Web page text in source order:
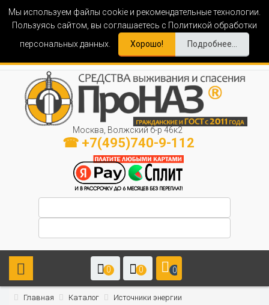
Мы используем файлы cookie и рекомендательные технологии.
Пользуясь сайтом, вы соглашаетесь с Политикой обработки
персональных данных.
Хорошо! Подробнее...
Москва, Волжский б-р 46к2
☎ +7(495)740-9-112
0 0 0
Главная Каталог
Источники энергии